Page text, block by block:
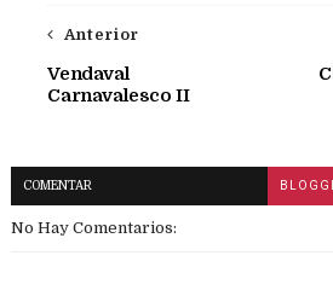
Anterior
Vendaval
Carnavalesco II
COMENTAR
No Hay Comentarios: